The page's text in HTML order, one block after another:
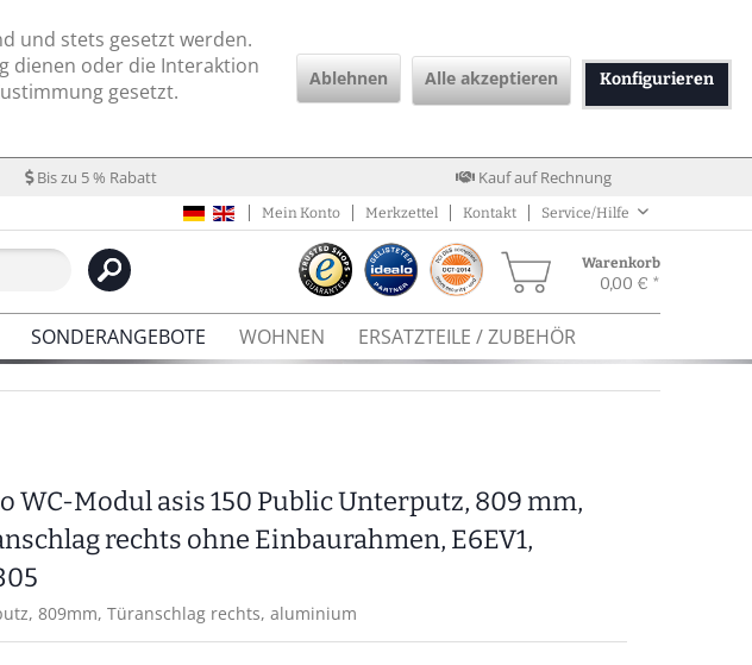
Bis zu 5 % Rabatt Kauf auf Rechnung
Mein Konto Merkzettel Kontakt Service/Hilfe
Warenkorb
0,00 € *
SONDERANGEBOTE WOHNEN ERSATZTEILE / ZUBEHÖR
WC-Modul asis 150 Public Unterputz, 809 mm,
rechts ohne Einbaurahmen, E6EV1,
809mm, Türanschlag rechts, aluminium
und stets gesetzt werden.
dienen oder die Interaktion
gesetzt.
Ablehnen Alle akzeptieren Konfigurieren